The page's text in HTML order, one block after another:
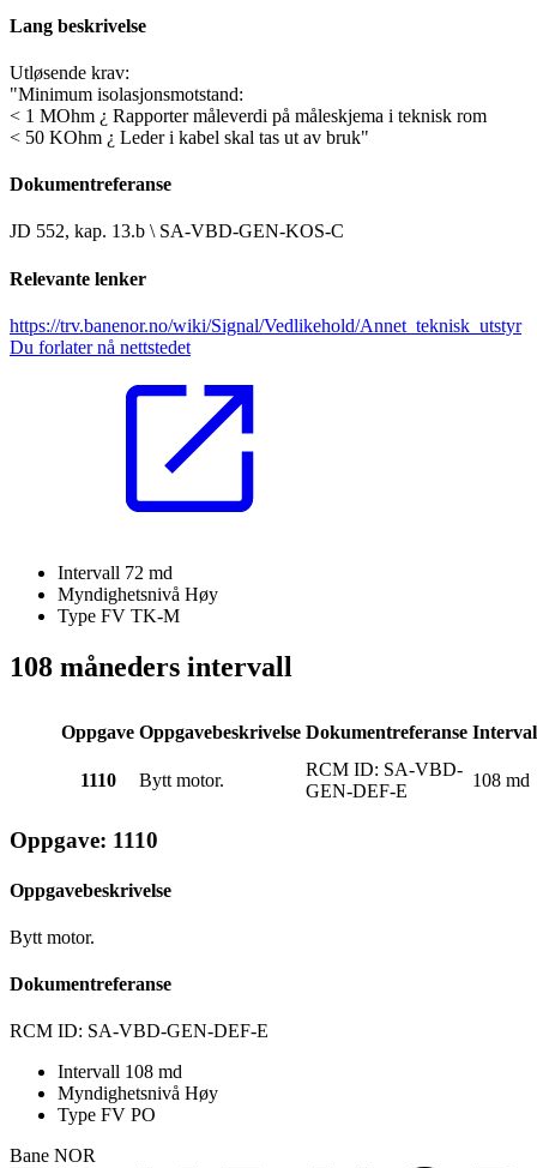
Lang beskrivelse
Utløsende krav:
"Minimum isolasjonsmotstand:
< 1 MOhm ¿ Rapporter måleverdi på måleskjema i teknisk rom
< 50 KOhm ¿ Leder i kabel skal tas ut av bruk"
Dokumentreferanse
JD 552, kap. 13.b \ SA-VBD-GEN-KOS-C
Relevante lenker
https://trv.banenor.no/wiki/Signal/Vedlikehold/Annet_teknisk_utstyr
Du forlater nå nettstedet
Intervall 72 md
Myndighetsnivå Høy
Type FV TK-M
108 måneders intervall
Oppgave Oppgavebeskrivelse Dokumentreferanse
1110 Bytt motor.
RCM ID: SA-VBD-
GEN-DEF-E
108 md
Oppgave: 1110
Oppgavebeskrivelse
Bytt motor.
Dokumentreferanse
RCM ID: SA-VBD-GEN-DEF-E
Intervall 108 md
Myndighetsnivå Høy
Type FV PO
Bane NOR